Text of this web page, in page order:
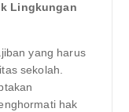
Lingkungan
yang harus
sekolah.
hak